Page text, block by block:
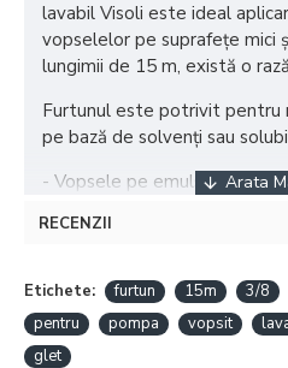
lavabil Visoli este ideal
vopselelor pe suprafețe mici
lungimii de 15 m, există o
Furtunul este potrivit pentru
pe bază de solvenți sau
- Vopsele pe emulsie si
straturi de baza, materiale
protectie impotriva ruginii.
Date tehnice:
RECENZII
Etichete: furtun 15m 3/8
pentru
pompa vopsit
glet